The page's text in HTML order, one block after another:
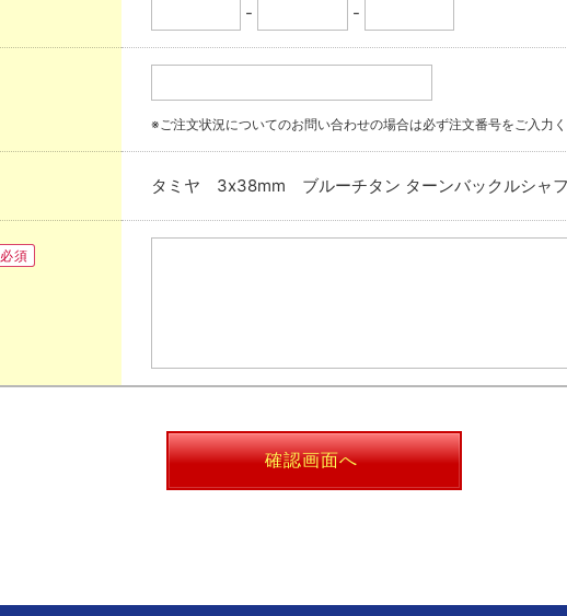
- -
※ご注文状況についてのお問い合わせの場合は必ず注文番号をご入力
タミヤ 3x38mm ブルーチタン ターンバックルシャ
必須
確認画面へ